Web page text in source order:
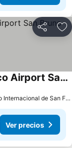
Compartir
Sonesta ES Suites San Francisco Airport San Bruno
a 3.9 km de: Aeropuerto Internacional de San Francisco
Ver precios